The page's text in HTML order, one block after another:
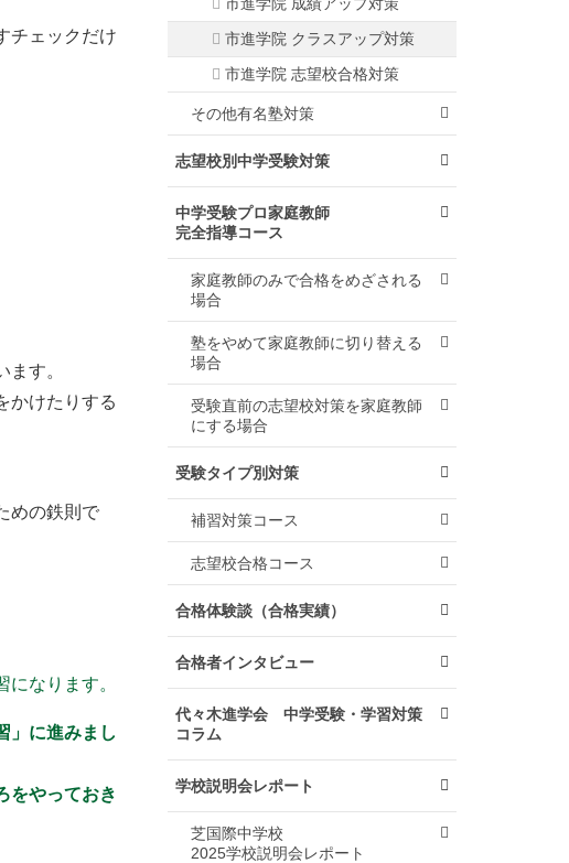
チェックだけ
す。
かけたりする
めの鉄則で
なります。
」に進みまし
をやっておき
市進学院 クラスアップ対策
市進学院 志望校合格対策
その他有名塾対策
志望校別中学受験対策
中学受験プロ家庭教師
完全指導コース
家庭教師のみで合格をめざされる
場合
塾をやめて家庭教師に切り替える
場合
受験直前の志望校対策を家庭教師
にする場合
受験タイプ別対策
補習対策コース
志望校合格コース
合格体験談（合格実績）
合格者インタビュー
代々木進学会 中学受験・学習対策
コラム
学校説明会レポート
芝国際中学校
2025学校説明会レポート